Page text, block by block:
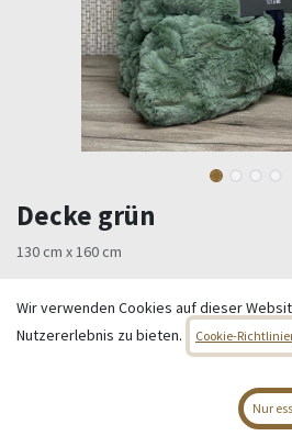
Decke grün
130 cm x 160 cm
59,95 Alle Preise inkl. MwSt. zzgl.
IN
Wir verwenden Cookies auf dieser
Nutzererlebnis zu bieten.
Cookie-
Nur